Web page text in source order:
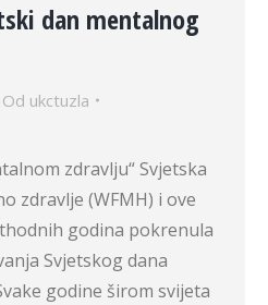
dan mentalnog
Od ukctuzla
zdravlju“ Svjetska
zdravlje (WFMH) i ove
godina pokrenula
Svjetskog dana
godine širom svijeta